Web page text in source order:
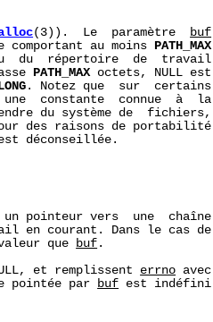
(3)).  Le  paramètre
buf
comportant au moins
PATH_MAX
du  répertoire  de  travail
PATH_MAX octets, NULL est
. Notez que  sur  certains
constante  connue  à  la
du système de  fichiers,
des raisons de portabilité
déconseillée.
pointeur vers  une  chaîne
en courant. Dans le cas de
que buf .
et remplissent
errno avec
pointée par
buf est indéfini